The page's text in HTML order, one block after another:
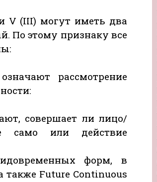
V (III) могут иметь два
По этому признаку все
рассмотрение
совершает ли лицо/
само или действие
форм, в
также Future Continuous